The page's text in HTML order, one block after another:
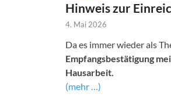
Hinweis zur
4. Mai 2026
Da es immer wieder als
Empfangsbestätigung
Hausarbeit.
(mehr …)